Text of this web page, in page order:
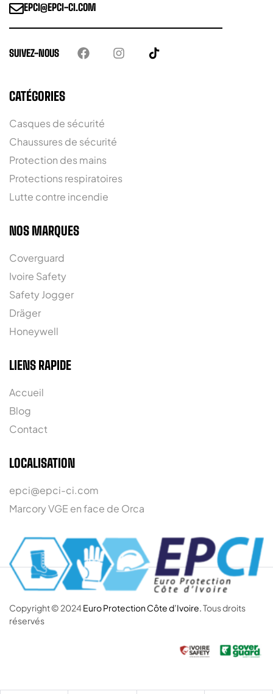
EPCI@EPCI-CI.COM
SUIVEZ-NOUS
CATÉGORIES
Casques de sécurité
Chaussures de sécurité
Protection des mains
Protections respiratoires
Lutte contre incendie
NOS MARQUES
Coverguard
Ivoire Safety
Safety Jogger
Dräger
Honeywell
LIENS RAPIDE
Accueil
Blog
Contact
LOCALISATION
epci@epci-ci.com
Marcory VGE en face de Orca
Copyright © 2024 Euro Protection Côte d’Ivoire.Tous droits
réservés